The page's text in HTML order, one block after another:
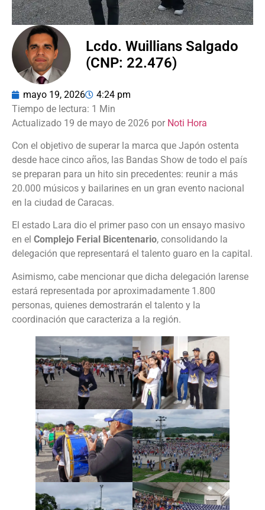
Lcdo. Wuillians Salgado
(CNP: 22.476)
mayo 19, 2026 4:24 pm
Actualizado 19 de mayo de 2026 por Noti Hora
Con el objetivo de superar la marca que Japón ostenta
desde hace cinco años, las Bandas Show de todo el país
se preparan para un hito sin precedentes: reunir a más
20.000 músicos y bailarines en un gran evento nacional
en la ciudad de Caracas.
El estado Lara dio el primer paso con un ensayo masivo
en el Complejo Ferial Bicentenario, consolidando la
delegación que representará el talento guaro en la capital.
Asimismo, cabe mencionar que dicha delegación larense
estará representada por aproximadamente 1.800
personas, quienes demostrarán el talento y la
coordinación que caracteriza a la región.